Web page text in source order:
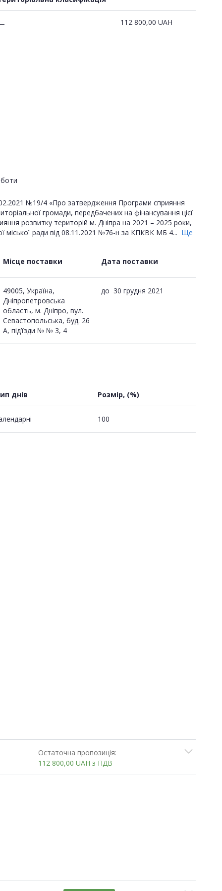
112 800,00 UAH
№19/4 «Про затвердження Програми сприяння
громади, передбачених на фінансування цієї
розвитку територій м. Дніпра на 2021 – 2025 роки,
міської ради від 08.11.2021 №76-н за КПКВК МБ 4... Ще
Місце поставки Дата поставки
49005, Україна,
Дніпропетровська
область, м. Дніпро, вул.
Севастопольська, буд. 26
А, під’їзди № № 3, 4
до 30 грудня 2021
днів Розмір, (%)
100
Остаточна пропозиція:
112 800,00UAHз ПДВ